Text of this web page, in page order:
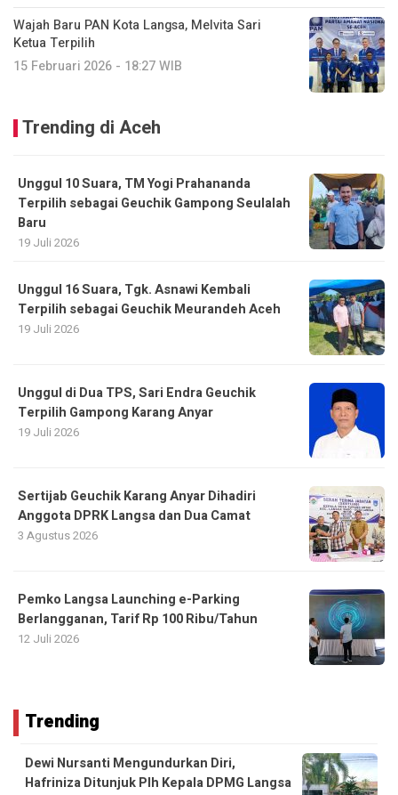
Wajah Baru PAN Kota Langsa, Melvita Sari
Ketua Terpilih
15 Februari 2026 - 18:27 WIB
Trending di Aceh
Unggul 10 Suara, TM Yogi Prahananda
Terpilih sebagai Geuchik Gampong Seulalah
Baru
19 Juli 2026
Unggul 16 Suara, Tgk. Asnawi Kembali
Terpilih sebagai Geuchik Meurandeh Aceh
19 Juli 2026
Unggul di Dua TPS, Sari Endra Geuchik
Terpilih Gampong Karang Anyar
19 Juli 2026
Sertijab Geuchik Karang Anyar Dihadiri
Anggota DPRK Langsa dan Dua Camat
3 Agustus 2026
Pemko Langsa Launching e-Parking
Berlangganan, Tarif Rp 100 Ribu/Tahun
12 Juli 2026
Trending
Dewi Nursanti Mengundurkan Diri,
Hafriniza Ditunjuk Plh Kepala DPMG Langsa